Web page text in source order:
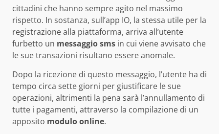
cittadini che hanno sempre agito nel massimo
rispetto. In sostanza, sull’app IO, la stessa utile per la
registrazione alla piattaforma, arriva all’utente
furbetto un messaggio sms in cui viene avvisato che
le sue transazioni risultano essere anomale.
Dopo la ricezione di questo messaggio, l’utente ha di
tempo circa sette giorni per giustificare le sue
operazioni, altrimenti la pena sarà l’annullamento di
tutte i pagamenti, attraverso la compilazione di un
apposito modulo online.